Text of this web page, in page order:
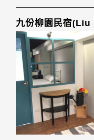
九份柳園民宿(Liu